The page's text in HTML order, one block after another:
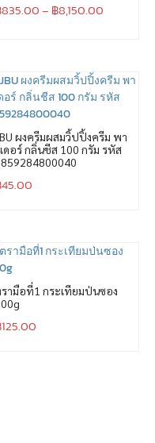
835.00– ฿8,150.00
ผงครีมผสมวิ้ปปิ้งครีม พา
ดอร์ กลิ่นชีส 100 กรัม รหัส
45.00
ามือที่1 กระเทียมป่นซอง
125.00